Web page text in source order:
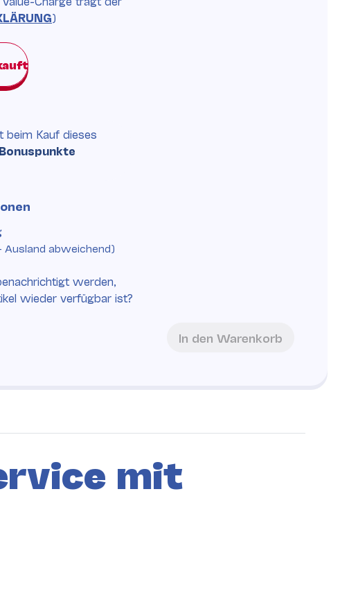
)
werden,
wieder verfügbar ist?
In den Warenkorb
Ausland abweichend)
beim Kauf dieses
mit